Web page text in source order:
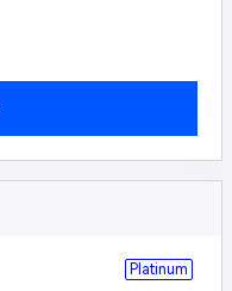
Platinum